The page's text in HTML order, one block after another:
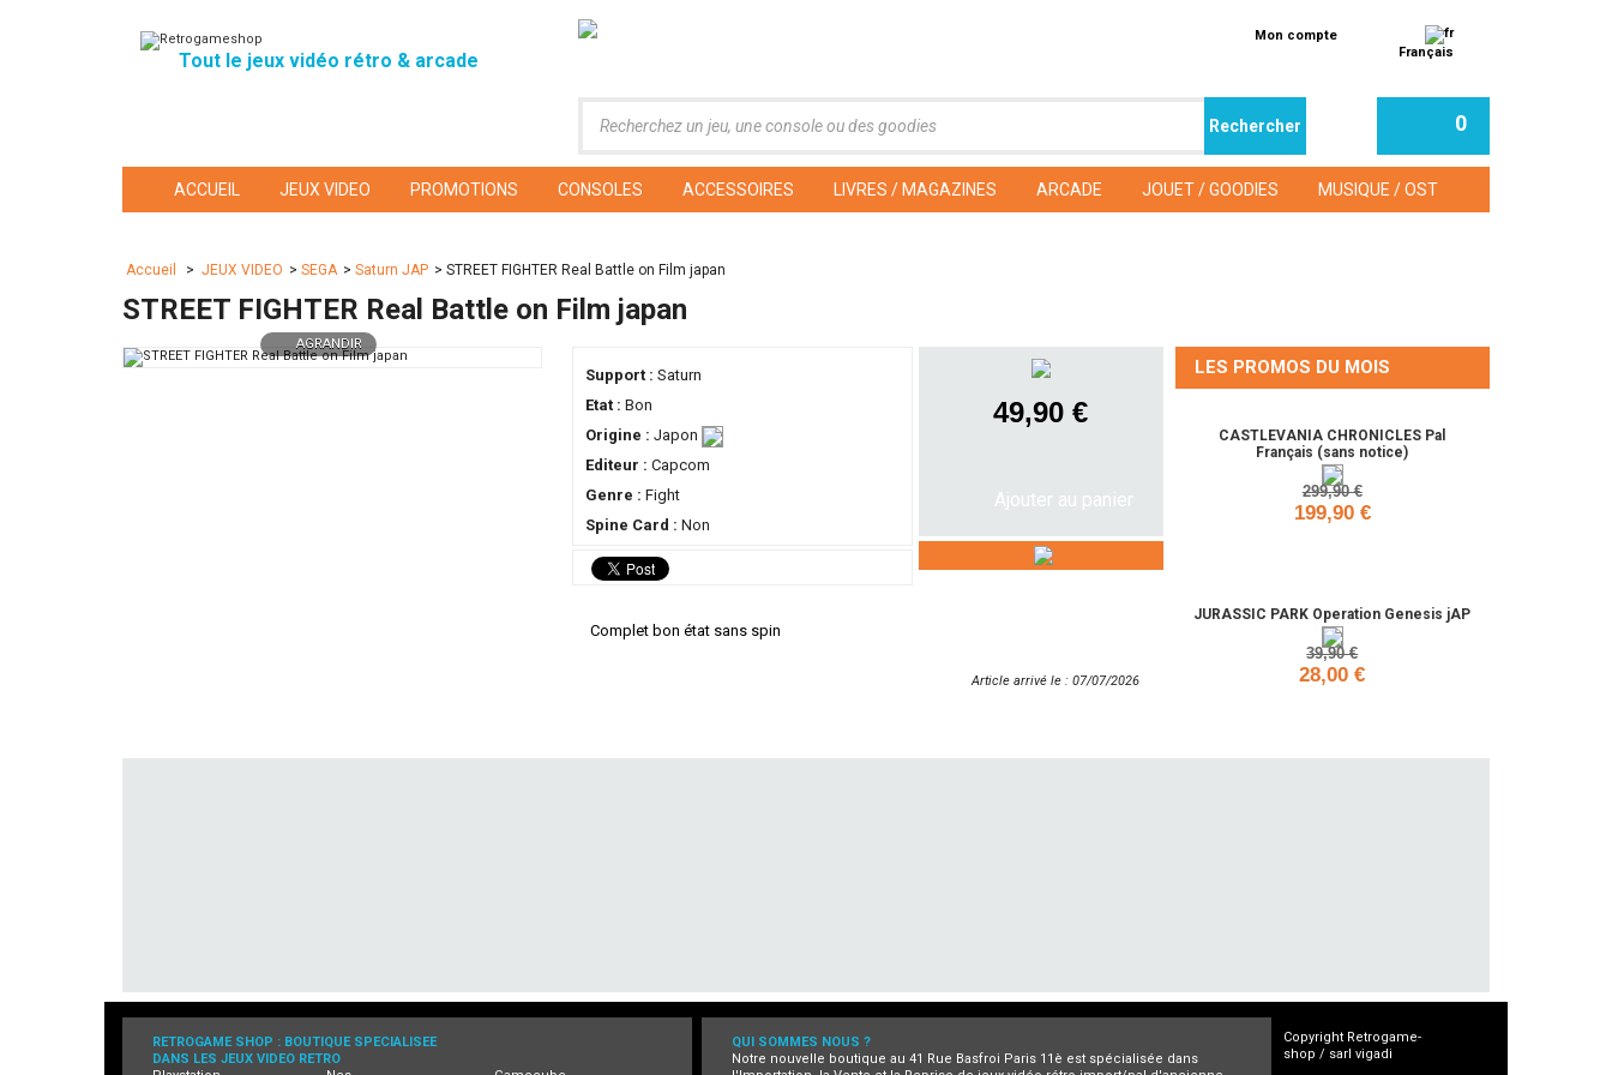
Tout le jeux vidéo rétro & arcade
Mon compte
Français
0
ACCUEIL JEUX VIDEO PROMOTIONS CONSOLES ACCESSOIRES LIVRES / MAGAZINES ARCADE JOUET / GOODIES MUSIQUE / OST
Accueil > JEUX VIDEO > SEGA > Saturn JAP > STREET FIGHTER Real Battle on Film japan
STREET FIGHTER Real Battle on Film japan
AGRANDIR
Support : Saturn
Etat : Bon
Origine : Japon
Editeur : Capcom
Genre : Fight
Spine Card : Non
49,90 €
Complet bon état sans spin
Article arrivé le : 07/07/2026
LES PROMOS DU MOIS
CASTLEVANIA CHRONICLES Pal
Français (sans notice)
299,90 €
199,90 €
JURASSIC PARK Operation Genesis jAP
39,90 €
28,00 €
RETROGAME SHOP : BOUTIQUE SPECIALISEE
DANS LES JEUX VIDEO RETRO
QUI SOMMES NOUS ?
Notre nouvelle boutique au 41 Rue Basfroi Paris 11è est spécialisée dans
Copyright Retrogame-
shop / sarl vigadi